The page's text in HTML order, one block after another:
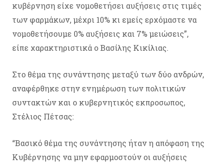
κυβέρνηση είχε νομοθετήσει αυξήσεις στις τιμές
των φαρμάκων, μέχρι 10% κι εμείς ερχόμαστε να
νομοθετήσουμε 0% αυξήσεις και 7% μειώσεις”,
είπε χαρακτηριστικά ο Βασίλης Κικίλιας.
Στο θέμα της συνάντησης μεταξύ των δύο ανδρών,
αναφέρθηκε στην ενημέρωση των πολιτικών
συντακτών και ο κυβερνητικός εκπροσωπος,
Στέλιος Πέτσας:
“Βασικό θέμα της συνάντησης ήταν η απόφαση της
Κυβέρνησης να μην εφαρμοστούν οι αυξήσεις